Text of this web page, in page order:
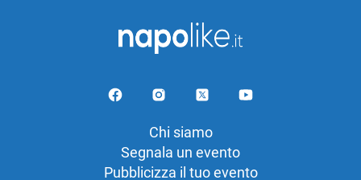
Chi siamo
Segnala un evento
Pubblicizza il tuo evento